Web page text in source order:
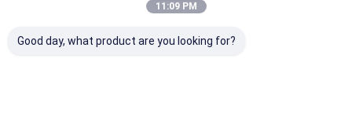
11:09 PM
Good day, what product are you looking for?